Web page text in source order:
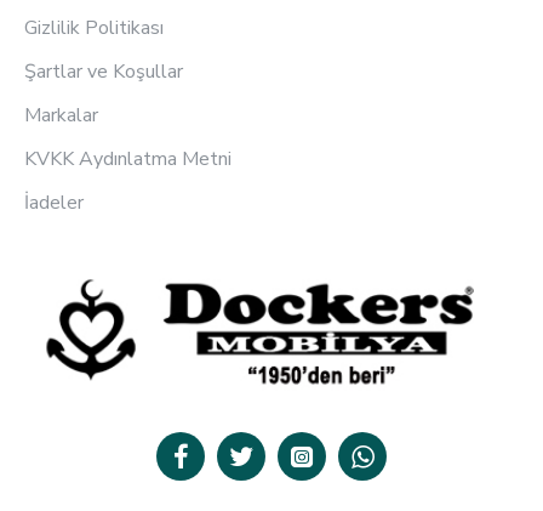
Gizlilik Politikası
Şartlar ve Koşullar
Markalar
KVKK Aydınlatma Metni
İadeler